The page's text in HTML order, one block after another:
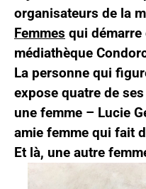
organisateurs de la
Femmes qui démarre
médiathèque
La personne qui
expose quatre de
une femme – Lucie
amie femme qui fait
Et là, une autre